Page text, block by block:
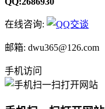
在线咨询:
邮箱: dwu365@126.com
手机访问